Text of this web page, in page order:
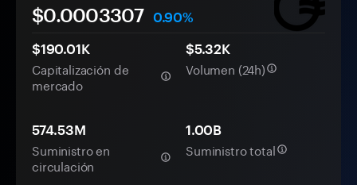
$0.0003307
0.90%
$190.01K
Capitalización de
mercado
$5.32K
Volumen (24h)
574.53M
Suministro en
circulación
1.00B
Suministro total